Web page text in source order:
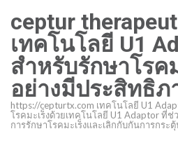
ไป
เนื้อหา
(กด
Enter)
ceptur
เทคโนโลยี U1
สำหรับรักษาโรค
อย่างมีประสิทธิภ
https://cepturtx.com เทคโนโลยี U1
โรคมะเร็งด้วยเทคโนโลยี U1 Adaptor ที่
การรักษาโรคมะเร็งและเลิกกับกันการกระ